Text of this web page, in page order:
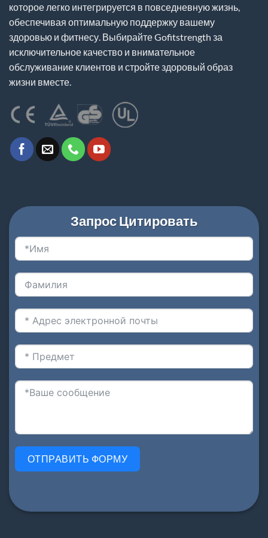
которое легко интегрируется в повседневную жизнь,
обеспечивая оптимальную поддержку вашему
здоровью и фитнесу. Выбирайте Gofitstrength за
исключительное качество и внимательное
обслуживание клиентов и стройте здоровый образ
жизни вместе.
Запрос Цитировать
ОТПРАВИТЬ ФОРМУ